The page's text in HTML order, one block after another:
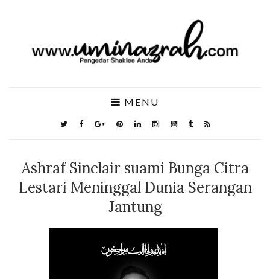
MENU
Ashraf Sinclair suami Bunga Citra
Lestari Meninggal Dunia Serangan
Jantung